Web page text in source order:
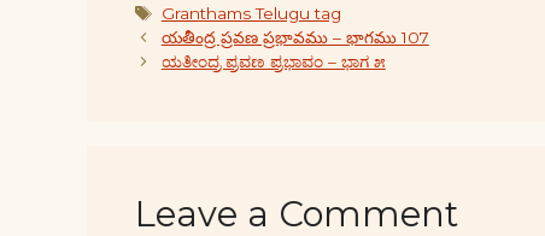
Tags
Granthams Telugu tag
యతీంద్ర ప్రవణ ప్రభావము – భాగము 107
ಯತೀಂದ್ರ ಪ್ರವಣ ಪ್ರಭಾವಂ – ಭಾಗ ೫
Leave a Comment